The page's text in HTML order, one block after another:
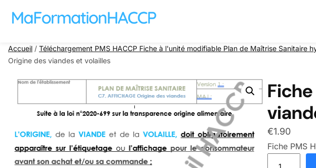
Accueil / Téléchargement PMS HACCP Fiche à l'unité modifiable Plan de Maîtrise Sanitaire
Origine des viandes et volailles
Fiche
€1.90
Fiche PMS